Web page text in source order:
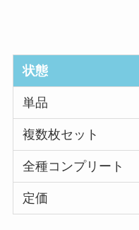
状態
単品
複数枚セット
全種コンプリート
定価